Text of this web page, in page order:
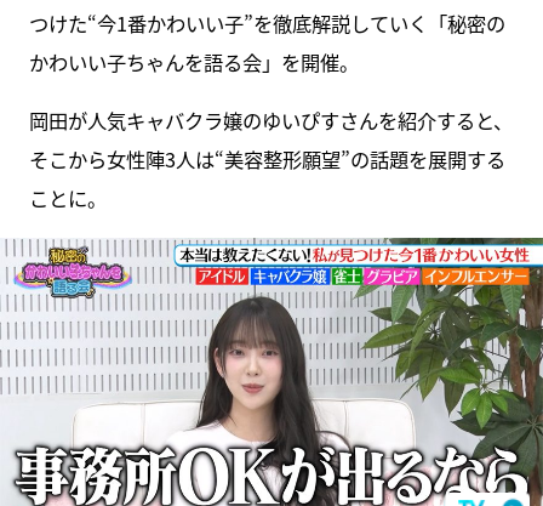
つけた“今1番かわいい子”を徹底解説していく「秘密の
かわいい子ちゃんを語る会」を開催。
岡田が人気キャバクラ嬢のゆいぴすさんを紹介すると、
そこから女性陣3人は“美容整形願望”の話題を展開する
ことに。